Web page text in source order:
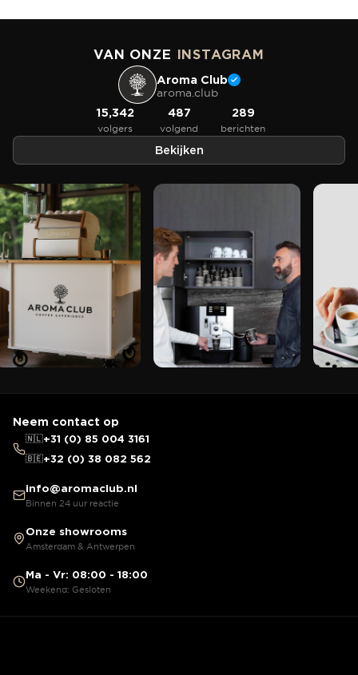
VAN ONZE INSTAGRAM
Aroma Club
aroma.club
15,342
volgers
487
volgend
289
berichten
Bekijken
Neem contact op
🇳🇱+31 (0) 85 004 3161
🇧🇪+32 (0) 38 082 562
info@aromaclub.nl
Binnen 24 uur reactie
Onze showrooms
Amsterdam & Antwerpen
Ma - Vr: 08:00 - 18:00
Weekend: Gesloten